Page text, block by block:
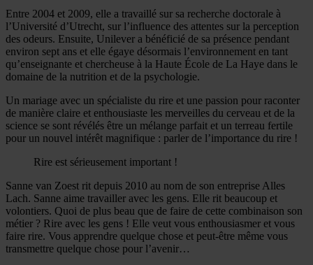
Entre 2004 et 2009, elle a travaillé sur sa recherche doctorale à
l’Université d’Utrecht, sur l’influence des attentes sur la perception
des odeurs. Ensuite, Unilever a bénéficié de sa présence pendant
environ sept ans et elle égaye désormais l’environnement en tant
qu’enseignante et chercheuse à la Haute École de La Haye dans le
domaine de la nutrition et de la psychologie.
Un mariage avec un spécialiste du rire et une passion pour raconter
de manière claire et enthousiaste les merveilles du cerveau et de la
science se sont révélés être un mélange parfait et un terreau fertile
pour un nouvel intérêt magnifique : parler de l’importance du rire !
Rire est sérieusement important !
Sanne van Zoest rit depuis 2010 au nom de son entreprise Alles
Lach. Sanne aime travailler avec les gens. Elle rit beaucoup et
volontiers. Quoi de plus beau que de faire de cette combinaison son
métier ? Rire avec les gens ! Elle veut vous enthousiasmer et vous
faire rire. Vous apprendre quelque chose et peut-être même vous
transmettre quelque chose pour l’avenir…